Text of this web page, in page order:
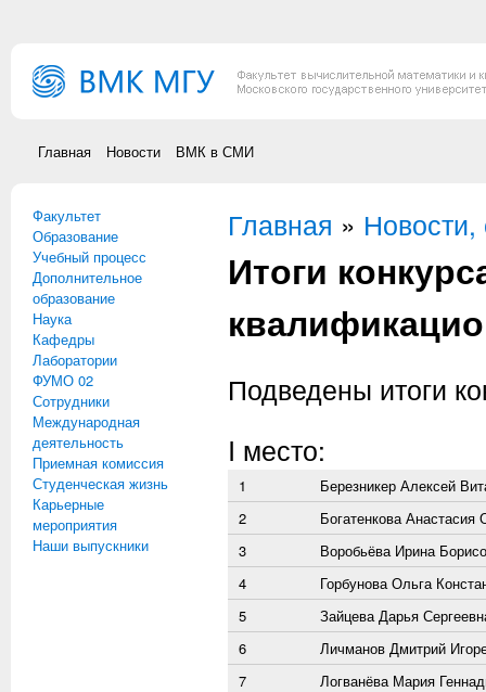
Главная Новости ВМК в СМИ
Факультет
Образование
Учебный процесс
Дополнительное
образование
Наука
Кафедры
Лаборатории
ФУМО 02
Сотрудники
Международная
деятельность
Приемная комиссия
Студенческая жизнь
Карьерные
мероприятия
Наши выпускники
Вы здесь
Главная »
Итоги
Подведены итоги
I место:
1
Березникер Алексей
2
Богатенкова Анастасия
3
Воробьёва Ирина
4
Горбунова Ольга
5
Зайцева Дарья
6
Личманов Дмитрий
7
Логванёва Мария